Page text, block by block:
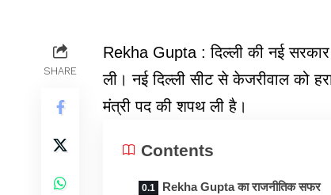
SHARE
Rekha Gupta : दिल्ली की नई
ली। नई दिल्ली सीट से केजरीवाल को
मंत्री पद की शपथ ली है।
Contents
Rekha Gupta का राजनीतिक सफर